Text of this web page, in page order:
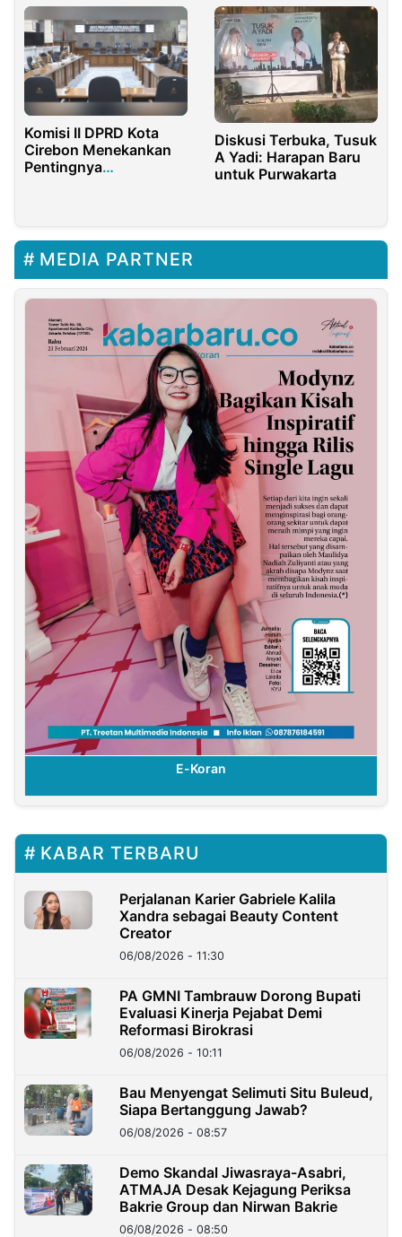
Komisi II DPRD Kota
Cirebon Menekankan
Pentingnya
Diskusi Terbuka, Tusuk
A Yadi: Harapan Baru
untuk Purwakarta
MEDIA PARTNER
E-Koran
KABAR TERBARU
Perjalanan Karier Gabriele Kalila
Xandra sebagai Beauty Content
Creator
06/08/2026 - 11:30
PA GMNI Tambrauw Dorong Bupati
Evaluasi Kinerja Pejabat Demi
Reformasi Birokrasi
06/08/2026 - 10:11
Bau Menyengat Selimuti Situ Buleud,
Siapa Bertanggung Jawab?
06/08/2026 - 08:57
Demo Skandal Jiwasraya-Asabri,
ATMAJA Desak Kejagung Periksa
Bakrie Group dan Nirwan Bakrie
06/08/2026 - 08:50